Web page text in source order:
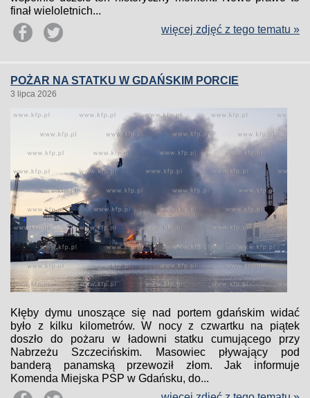
finał wieloletnich...
więcej zdjęć z tego tematu »
POŻAR NA STATKU W GDAŃSKIM PORCIE
3 lipca 2026
Kłęby dymu unoszące się nad portem gdańskim widać
było z kilku kilometrów. W nocy z czwartku na piątek
doszło do pożaru w ładowni statku cumującego przy
Nabrzeżu Szczecińskim. Masowiec pływający pod
banderą panamską przewoził złom. Jak informuje
Komenda Miejska PSP w Gdańsku, do...